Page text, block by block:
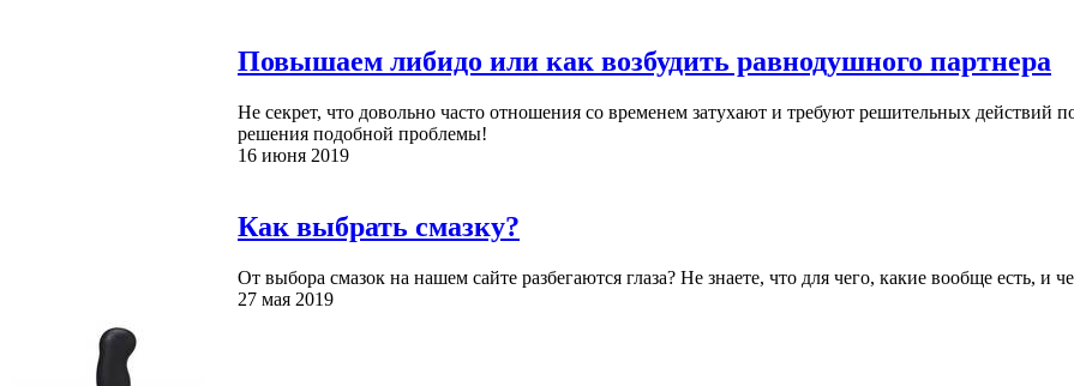
Повышаем либидо или как возбудить равнодушного партнера
Не секрет, что довольно часто отношения со временем затухают и требуют решительных
решения подобной проблемы!
16 июня 2019
Как выбрать смазку?
От выбора смазок на нашем сайте разбегаются глаза? Не знаете, что для чего, какие вообще есть, и
27 мая 2019